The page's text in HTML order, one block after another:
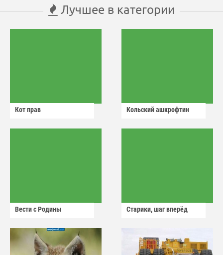
Лучшее в категории
Кот прав Кольский ашкрофтин
Вести с Родины Старики, шаг вперёд